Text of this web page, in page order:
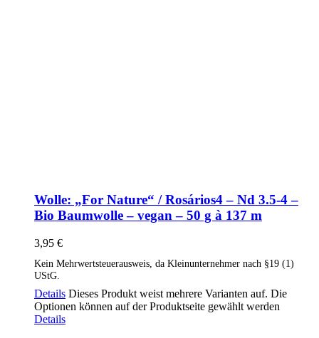
Wolle: „For Nature“ / Rosários4 – Nd 3.5-4 –
Bio Baumwolle – vegan – 50 g à 137 m
3,95 €
Kein Mehrwertsteuerausweis, da Kleinunternehmer nach §19 (1)
UStG.
Details Dieses Produkt weist mehrere Varianten auf. Die
Optionen können auf der Produktseite gewählt werden
Details